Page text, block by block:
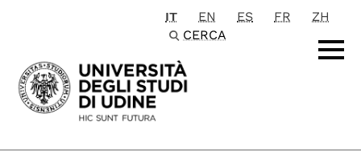
Passa al contenuto principale
IT EN ES FR
ZH
CERCA